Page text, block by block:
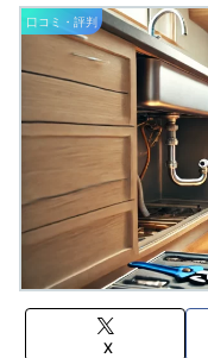
口コミ・評判
X